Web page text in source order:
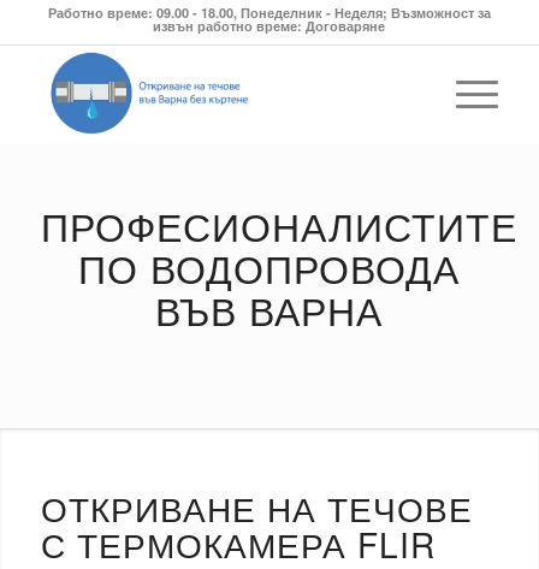
Работно време: 09.00 - 18.00, Понеделник - Неделя; Възможност за
извън работно време: Договаряне
ПРОФЕСИОНАЛИСТИТЕ
ПО ВОДОПРОВОДА
ВЪВ ВАРНА
ОТКРИВАНЕ НА ТЕЧОВЕ
С ТЕРМОКАМЕРА FLIR